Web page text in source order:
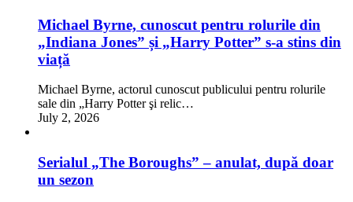
Michael Byrne, cunoscut pentru rolurile din
„Indiana Jones” și „Harry Potter” s-a stins din
viață
Michael Byrne, actorul cunoscut publicului pentru rolurile
sale din „Harry Potter şi relic…
July 2, 2026
Serialul „The Boroughs” – anulat, după doar
un sezon